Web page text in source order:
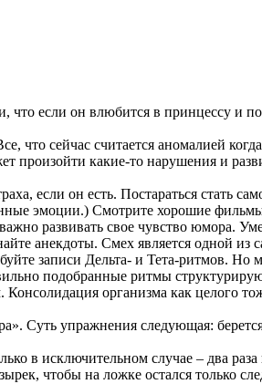
если он влюбится в принцессу и
что сейчас считается аномалией
какие-то нарушения и
если он есть. Постараться стать
эмоции.) Смотрите хорошие
развивать свое чувство юмора.
анекдоты. Смех является одной
записи Дельта- и Тета-ритмов.
подобранные ритмы
Консолидация организма как целого
Суть упражнения следующая:
в исключительном случае – два
чтобы на ложке остался только